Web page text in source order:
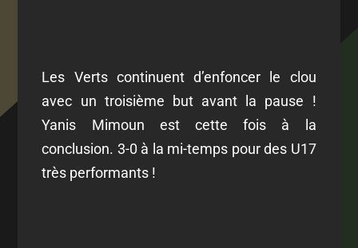
Les Verts continuent d’enfoncer le clou
avec un troisième but avant la pause !
Yanis Mimoun est cette fois à la
conclusion. 3-0 à la mi-temps pour des U17
très performants !